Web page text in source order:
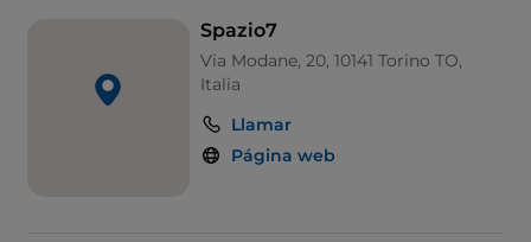
Spazio7
Via Modane, 20, 10141 Torino TO,
Italia
Llamar
Página web